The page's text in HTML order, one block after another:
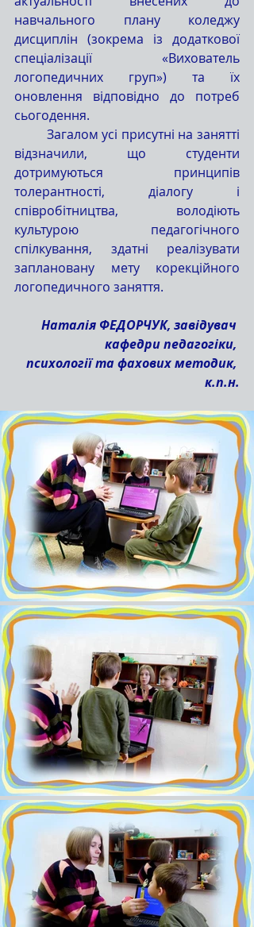
навчального плану коледжу
дисциплін (зокрема із додаткової
спеціалізації «Вихователь
логопедичних груп») та їх
оновлення відповідно до потреб
сьогодення.
Загалом усі присутні на занятті
відзначили, що студенти
дотримуються принципів
толерантності, діалогу і
співробітництва, володіють
культурою педагогічного
спілкування, здатні реалізувати
заплановану мету корекційного
логопедичного заняття.
Наталія ФЕДОРЧУК, завідувач
кафедри педагогіки,
психології та фахових методик,
к.п.н.